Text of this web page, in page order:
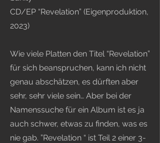
CD/EP “Revelation” (Eigenproduktion,
2023)
Wie viele Platten den Titel “Revelation”
für sich beanspruchen, kann ich nicht
genau abschätzen, es dürften aber
sehr, sehr viele sein… Aber bei der
Namenssuche für ein Album ist es ja
auch schwer, etwas zu finden, was es
nie gab. ”Revelation “ ist Teil 2 einer 3-